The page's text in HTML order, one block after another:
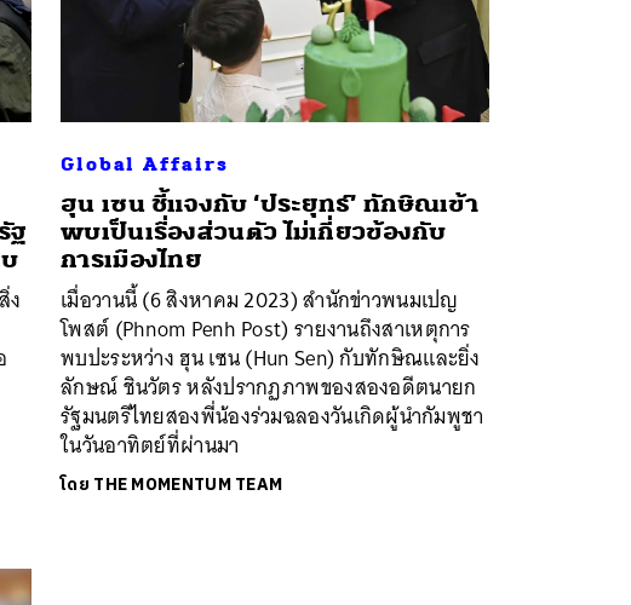
ฐ
ง
Global Affairs
ฮุน เซน ชี้แจงกับ ‘ประยุทธ์’ ทักษิณเข้า
พบเป็นเรื่องส่วนตัว ไม่เกี่ยวข้องกับ
การเมืองไทย
เมื่อวานนี้ (6 สิงหาคม 2023) สำนักข่าวพนมเปญ
โพสต์ (Phnom Penh Post) รายงานถึงสาเหตุการ
พบปะระหว่าง ฮุน เซน (Hun Sen) กับทักษิณและยิ่ง
ลักษณ์ ชินวัตร หลังปรากฏภาพของสองอดีตนายก
รัฐมนตรีไทยสองพี่น้องร่วมฉลองวันเกิดผู้นำกัมพูชา
ในวันอาทิตย์ที่ผ่านมา
โดย THE MOMENTUM TEAM